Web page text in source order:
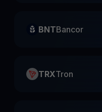
BNTBancor
TRXTron